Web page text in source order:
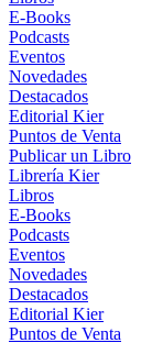
E-Books
Podcasts
Eventos
Novedades
Destacados
Editorial Kier
Puntos de Venta
Publicar un Libro
Librería Kier
Libros
E-Books
Podcasts
Eventos
Novedades
Destacados
Editorial Kier
Puntos de Venta